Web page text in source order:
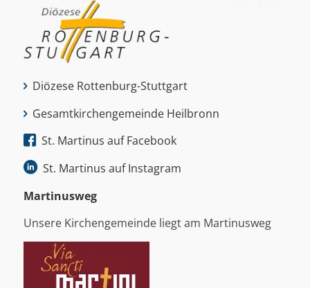
Diözese Rottenburg-Stuttgart
Gesamtkirchengemeinde Heilbronn
St. Martinus auf Facebook
St. Martinus auf Instagram
Martinus­weg
Unsere Kirchengemeinde liegt am Martinusweg